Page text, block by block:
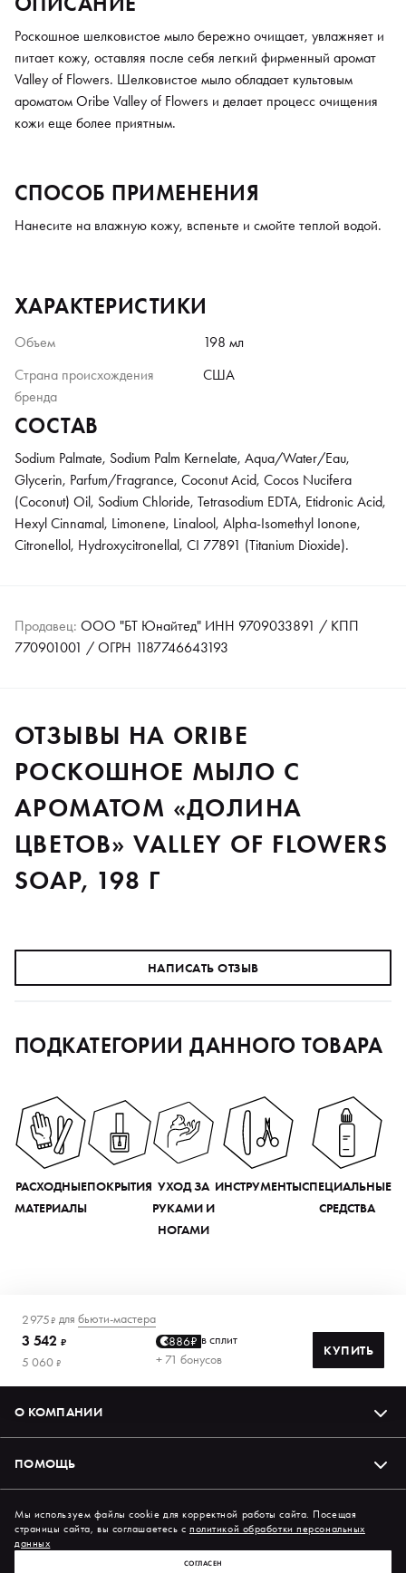
Роскошное шелковистое мыло бережно очищает, увлажняет и
питает кожу, оставляя после себя легкий фирменный аромат
Valley of Flowers. Шелковистое мыло обладает культовым
ароматом Oribe Valley of Flowers и делает процесс очищения
кожи еще более приятным.
СПОСОБ ПРИМЕНЕНИЯ
Нанесите на влажную кожу, вспеньте и смойте теплой водой.
ХАРАКТЕРИСТИКИ
Объем
198 мл
Страна происхождения
бренда
США
СОСТАВ
Sodium Palmate, Sodium Palm Kernelate, Aqua/Water/Eau,
Glycerin, Parfum/Fragrance, Coconut Acid, Cocos Nucifera
(Coconut) Oil, Sodium Chloride, Tetrasodium EDTA, Etidronic Acid,
Hexyl Cinnamal, Limonene, Linalool, Alpha-Isomethyl Ionone,
Citronellol, Hydroxycitronellal, CI 77891 (Titanium Dioxide).
Продавец: ООО "БТ Юнайтед" ИНН 9709033891 / КПП
770901001 / ОГРН 1187746643193
ОТЗЫВЫ НА ORIBE
РОСКОШНОЕ МЫЛО С
АРОМАТОМ «ДОЛИНА
ЦВЕТОВ» VALLEY OF FLOWERS
SOAP, 198 Г
НАПИСАТЬ ОТЗЫВ
ПОДКАТЕГОРИИ ДАННОГО ТОВАРА
РАСХОДНЫЕ
МАТЕРИАЛЫ
ПОКРЫТИЯ УХОД ЗА
РУКАМИ И
НОГАМИ
ИНСТРУМЕНТЫСПЕЦИАЛЬНЫЕ
СРЕДСТВА
2 975₽ для бьюти-мастера
3 542 ₽
5 060 ₽
886₽ в сплит
+ 71 бонусов
КУПИТЬ
О КОМПАНИИ
ПОМОЩЬ
Подпишись на нас в соцсетях
Мы используем файлы cookie для корректной работы сайта. Посещая
страницы сайта, вы соглашаетесь сполитикой обработки персональных
данных
СОГЛАСЕН